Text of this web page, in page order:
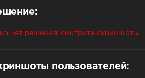
нет решения, смотрите скриншоты
пользователей: